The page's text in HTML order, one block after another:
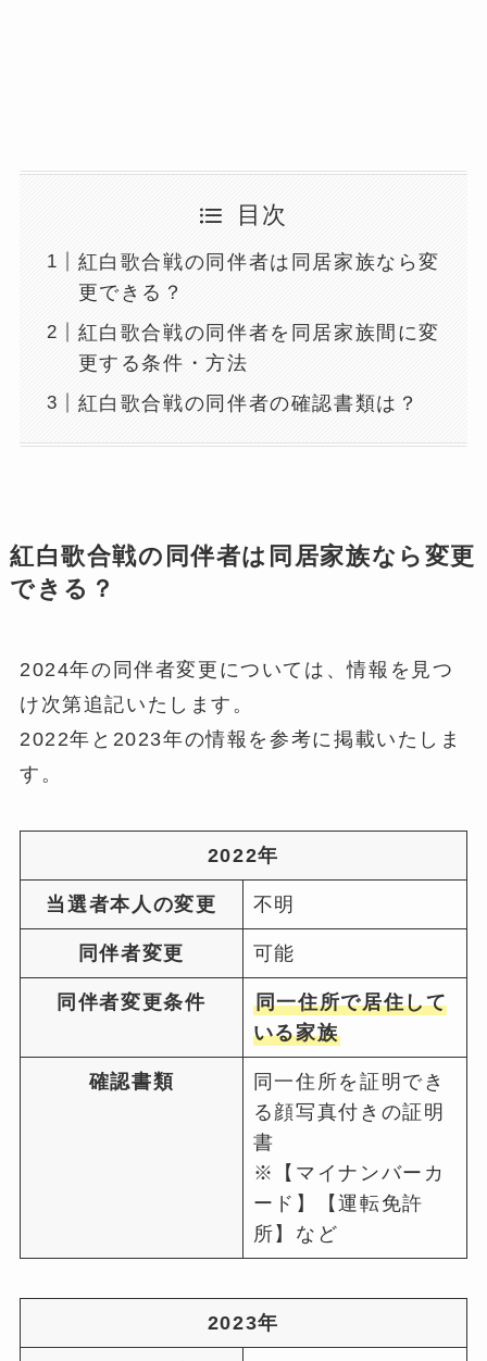
目次
紅白歌合戦の同伴者は同居家族なら変
更できる？
紅白歌合戦の同伴者を同居家族間に変
更する条件・方法
紅白歌合戦の同伴者の確認書類は？
紅白歌合戦の同伴者は同居家族なら変更
できる？
2024年の同伴者変更については、情報を見つ
け次第追記いたします。
2022年と2023年の情報を参考に掲載いたしま
す。
2022年
当選者本人の変更 不明
同伴者変更 可能
同伴者変更条件
同一住所で居住して
いる家族
確認書類
同一住所を証明でき
る顔写真付きの証明
書
※【マイナンバーカ
ード】【運転免許
所】など
2023年